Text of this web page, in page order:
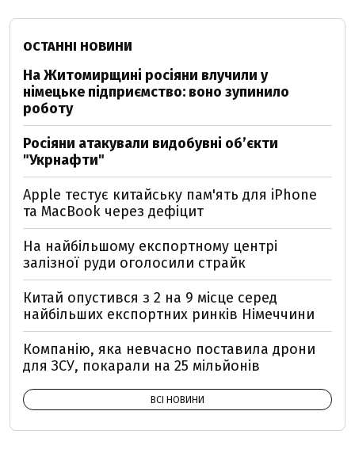
ОСТАННІ НОВИНИ
На Житомирщині росіяни влучили у
німецьке підприємство: воно зупинило
роботу
Росіяни атакували видобувні обʼєкти
"Укрнафти"
Apple тестує китайську пам'ять для iPhone
та MacBook через дефіцит
На найбільшому експортному центрі
залізної руди оголосили страйк
Китай опустився з 2 на 9 місце серед
найбільших експортних ринків Німеччини
Компанію, яка невчасно поставила дрони
для ЗСУ, покарали на 25 мільйонів
ВСІ НОВИНИ